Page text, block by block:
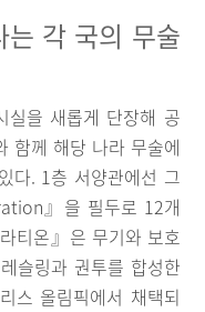
는 각 국의 무술
실을 새롭게 단장해 공
함께 해당 나라 무술에
다. 1층 서양관에선 그
』을 필두로 12개
티온』은 무기와 보호
슬링과 권투를 합성한
스 올림픽에서 채택되